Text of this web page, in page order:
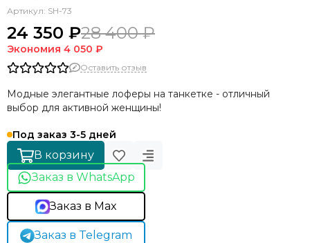
Артикул: SH-73
24 350 ₽28 400 ₽
Экономия 4 050 ₽
Оставить отзыв
Модные элегантные лоферы на танкетке - отличный
выбор для активной женщины!
Под заказ 3-5 дней
В корзину
Заказ в WhatsApp
Заказ в Max
Заказ в Telegram